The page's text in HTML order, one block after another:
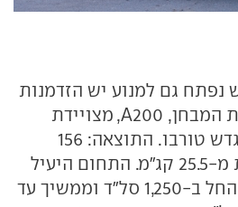
גם למנוע יש הזדמנות
לבוא לידי ביטוי. גרסת המבחן, A200, מצויידת
במנוע 1.6 ליטר עם מגדש טורבו. התוצאה: 156
כוחות סוס ולא פחות מ-25.5 קג"מ. התחום היעיל
מתחיל בשיא מומנט החל ב-1,250 סל"ד וממשיך עד